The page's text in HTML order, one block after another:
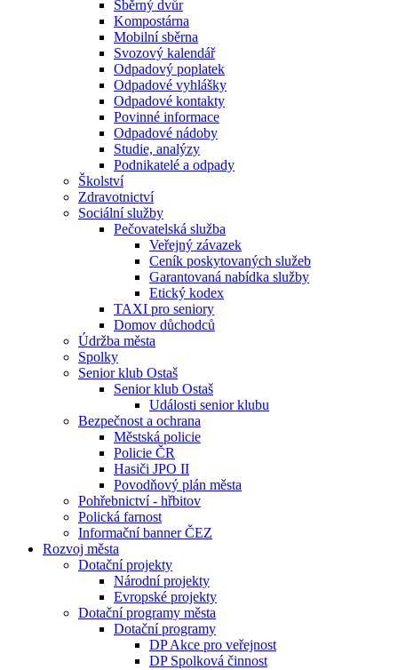
Sběrný dvůr
Kompostárna
Mobilní sběrna
Svozový kalendář
Odpadový poplatek
Odpadové vyhlášky
Odpadové kontakty
Povinné informace
Odpadové nádoby
Studie, analýzy
Podnikatelé a odpady
Školství
Zdravotnictví
Sociální služby
Pečovatelská služba
Veřejný závazek
Ceník poskytovaných služeb
Garantovaná nabídka služby
Etický kodex
TAXI pro seniory
Domov důchodců
Údržba města
Spolky
Senior klub Ostaš
Senior klub Ostaš
Události senior klubu
Bezpečnost a ochrana
Městská policie
Policie ČR
Hasiči JPO II
Povodňový plán města
Pohřebnictví - hřbitov
Polická farnost
Informační banner ČEZ
Rozvoj města
Dotační projekty
Národní projekty
Evropské projekty
Dotační programy města
Dotační programy
DP Akce pro veřejnost
DP Spolková činnost